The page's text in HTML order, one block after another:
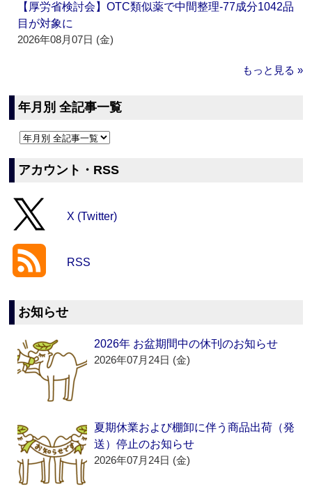
【厚労省検討会】OTC類似薬で中間整理‐77成分1042品
目が対象に
2026年08月07日 (金)
もっと見る »
年月別 全記事一覧
アカウント・RSS
X (Twitter)
RSS
お知らせ
2026年 お盆期間中の休刊のお知らせ
2026年07月24日 (金)
夏期休業および棚卸に伴う商品出荷（発
送）停止のお知らせ
2026年07月24日 (金)